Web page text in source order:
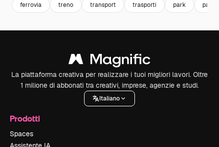
ferrovia treno transport trasporti park parco
La piattaforma creativa per realizzare i tuoi migliori lavori. Oltre
1 milione di abbonati tra creativi, imprese, agenzie e studi.
Italiano
Prodotti
Spaces